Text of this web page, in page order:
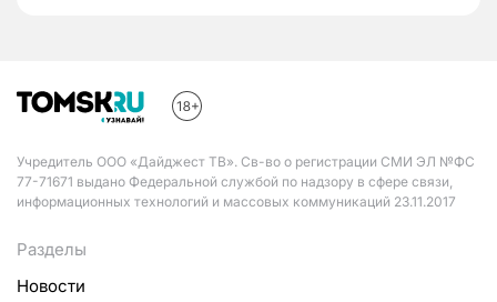
Учредитель ООО «Дайджест ТВ». Св-во о регистрации СМИ ЭЛ №ФС
77-71671 выдано Федеральной службой по надзору в сфере связи,
информационных технологий и массовых коммуникаций 23.11.2017
Разделы
Новости